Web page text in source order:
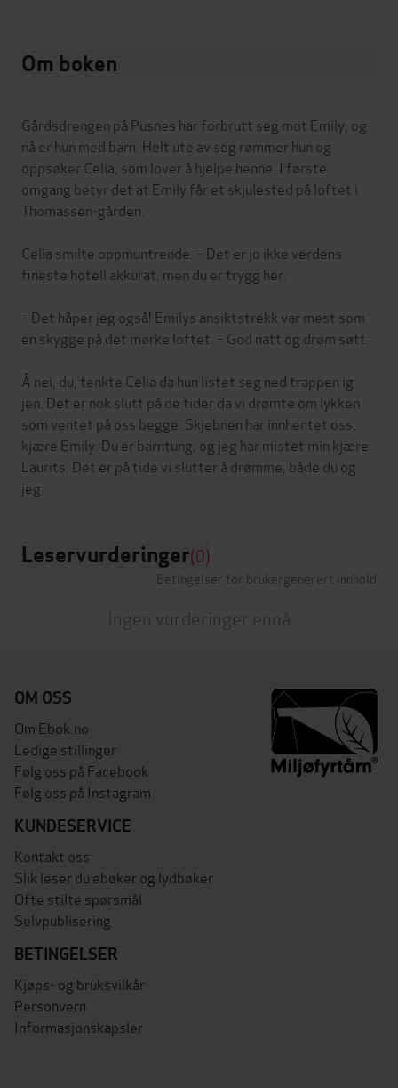
Om boken
Gårdsdrengen på Pusnes har forbrutt seg mot Emily, og
nå er hun med barn. Helt ute av seg rømmer hun og
oppsøker Celia, som lover å hjelpe henne. I første
omgang betyr det at Emily får et skjulested på loftet i
Thomassen-gården.
Celia smilte oppmuntrende. – Det er jo ikke verdens
fineste hotell akkurat, men du er trygg her.
– Det håper jeg også! Emilys ansiktstrekk var mest som
en skygge på det mørke loftet. – God natt og drøm søtt.
Å nei, du, tenkte Celia da hun listet seg ned trappen ig
jen. Det er nok slutt på de tider da vi drømte om lykken
som ventet på oss begge. Skjebnen har innhentet oss,
kjære Emily. Du er barntung, og jeg har mistet min kjære
Laurits. Det er på tide vi slutter å drømme, både du og
Leservurderinger(0)
Betingelser for brukergenerert innhold
Ingen vurderinger ennå
OM OSS
Om Ebok.no
Ledige stillinger
Følg oss på Facebook
Følg oss på Instagram
KUNDESERVICE
Kontakt oss
Slik leser du ebøker og lydbøker
Ofte stilte spørsmål
Selvpublisering
BETINGELSER
Kjøps- og bruksvilkår
Personvern
Informasjonskapsler